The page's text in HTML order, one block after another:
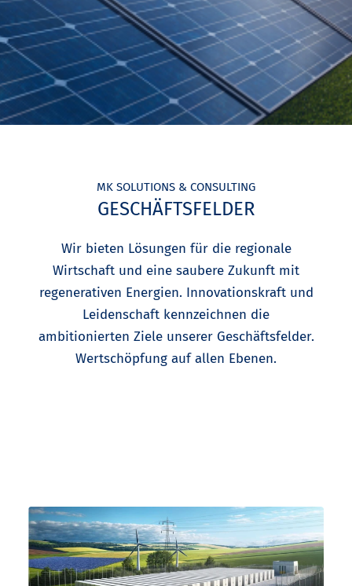
MK SOLUTIONS & CONSULTING
GESCHÄFTSFELDER
Wir bieten Lösungen für die regionale
Wirtschaft und eine saubere Zukunft mit
regenerativen Energien. Innovationskraft und
Leidenschaft kennzeichnen die
ambitionierten Ziele unserer Geschäftsfelder.
Wertschöpfung auf allen Ebenen.